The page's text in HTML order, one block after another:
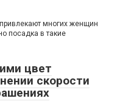
многих женщин
посадка в такие
цвет
скорости